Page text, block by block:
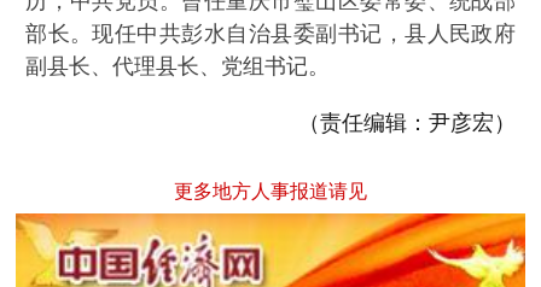
部长。现任中共彭水自治县委副书记，县人民政府
副县长、代理县长、党组书记。
（责任编辑：尹彦宏）
更多地方人事报道请见